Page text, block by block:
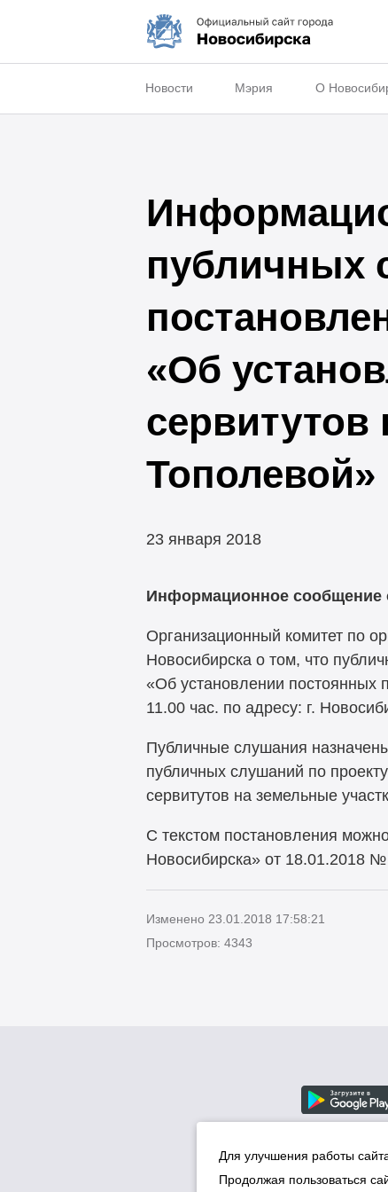
Новости Мэрия О
публичных
«Об
сервитутов
Тополевой»
23 января 2018
Информационное сообщение
Организационный комитет по
Новосибирска о том, что
«Об установлении постоянных
11.00 час. по адресу: г.
Публичные слушания
публичных слушаний по
сервитутов на земельные
С текстом постановления
Новосибирска» от 18.01.2018
Изменено 23.01.2018 17:58:21
Просмотров: 4343
Для улучшения работы
Продолжая пользоваться